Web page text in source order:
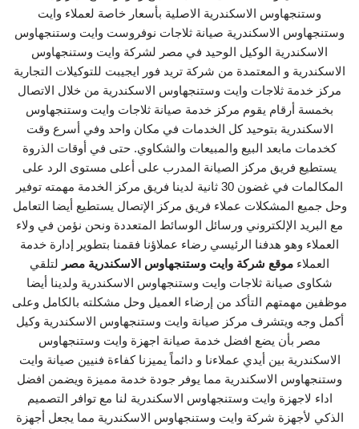
وستنجهاوس الاسكندرية الاصلية بأسعار خاصة لعملاء وايت
وستنجهاوس الاسكندرية صيانة ثلاجات نوفروست وايت وستنجهاوس
الاسكندرية الوكيل الوحيد في مصر لشركة وايت وستنجهاوس
الاسكندرية و المعتمدة من شركة تريد فور ايجيبت للتوكيلات التجارية
مركز خدمة ثلاجات وايت وستنجهاوس الاسكندرية من خلال الاتصال
بخمسة أرقام يقوم مركز خدمة صيانة ثلاجات وايت وستنجهاوس
الاسكندرية بتوحيد كل الخدمات في مكان واحد وفي أسرع وقت
كخدمات مابعد البيع والمبيعات والشكاوي. حتى في أوقات الذروة
يستطيع فريق مركز الصيانة المدرب على أعلى مستوى الرد على
المكالمات في غضون 30 ثانية لدينا فريق مركز الخدمة مهمته توفير
وحل جميع المشكلات عملاء فريق مركز الإتصال يستطيع أيضا التعامل
مع البريد الإلكتروني ورسائل الوسائط المتعددة ونحن نؤمن في ولاء
العملاء وهو هدفنا الرئيسي رضاء عملاؤنا فقمنا بتطوير إدارة خدمة
العملاء موقع شركة وايت وستنجهاوس الاسكندرية مصر لتلقي
شكاوى صيانة ثلاجات وايت وستنجهاوس الاسكندرية ولدينا أيضا
موظفين مهمتهم التأكد من إرضاء العميل وحل مشكلته بالكامل وعلى
أكمل وجه ويتشرف مركز صيانة وايت وستنجهاوس الاسكندرية وكيل
مصر بأن يضع افضل خدمة صيانة اجهزة وايت وستنجهاوس
الاسكندرية بين أيدي عملاءنا و دائماً يميزنا كفاءة فنيين صيانة وايت
وستنجهاوس الاسكندرية مما يوفر جودة خدمة مميزة ويضمن افضل
اداء لاجهزة وايت وستنجهاوس الاسكندرية لنا مع توافر التصميم
الذكي لأجهزة شركة وايت وستنجهاوس الاسكندرية مما يجعل أجهزة